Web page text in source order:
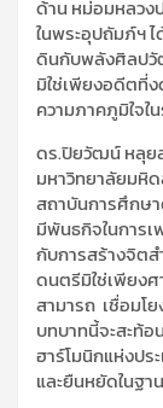
ด้าน หม่อมหลวง
ในพระอุปถัมภ์ฯ
ดินกับพลังศิลปวั
มิใช่เพียงอดีตที่
ความภาคภูมิใจใ
ดร.ปิยวัฒน์ หลุย
มหาวิทยาลัยมหิด
สถาบันการศึกษ
มีพันธกิจในการ
กับการสร้างจิต
ดนตรีมิใช่เพียงศ
สามารถ เชื่อมโ
บทบาทนี้จะสะท้
ฮาร์โมนิกแห่งปร
และยืนหยัดในฐา